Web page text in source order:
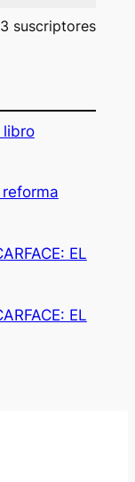
suscriptores
libro
reforma
EL
EL